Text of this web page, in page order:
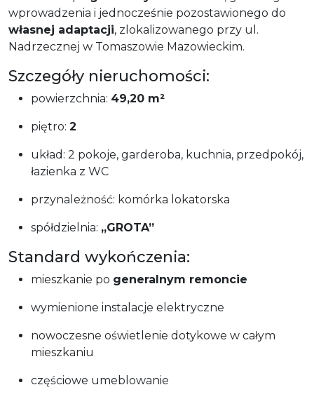
wprowadzenia i jednocześnie pozostawionego do
własnej adaptacji, zlokalizowanego przy ul.
Nadrzecznej w Tomaszowie Mazowieckim.
Szczegóły nieruchomości:
powierzchnia: 49,20 m²
piętro: 2
układ: 2 pokoje, garderoba, kuchnia, przedpokój,
łazienka z WC
przynależność: komórka lokatorska
spółdzielnia: „GROTA”
Standard wykończenia:
mieszkanie po generalnym remoncie
wymienione instalacje elektryczne
nowoczesne oświetlenie dotykowe w całym
mieszkaniu
częściowe umeblowanie